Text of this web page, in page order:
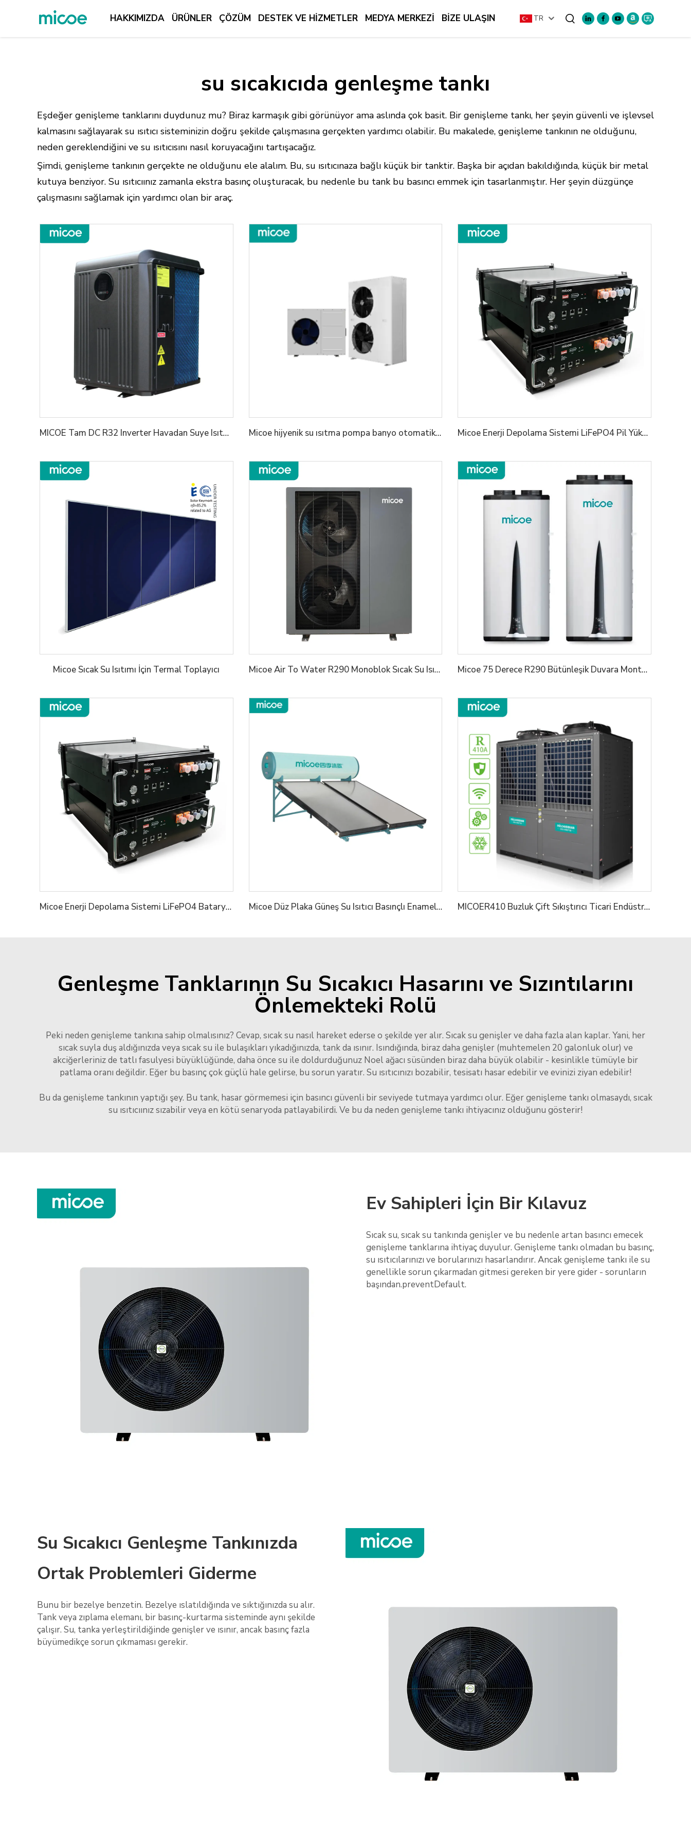
HAKKIMIZDA ÜRÜNLER ÇÖZÜM DESTEK VE HIZMETLER MEDYA MERKEZI BIZE ULAŞIN TR
DESTEK VE HIZMETLER
MEDYA MERKEZI
BIZE ULAŞIN
su sıcakıcıda genleşme tankı
Eşdeğer genişleme tanklarını duydunuz mu? Biraz karmaşık gibi görünüyor ama aslında çok basit. Bir genişleme tankı, her şeyin güvenli ve işlevsel
kalmasını sağlayarak su ısıtıcı sisteminizin doğru şekilde çalışmasına gerçekten yardımcı olabilir. Bu makalede, genişleme tankının ne olduğunu,
neden gereklendiğini ve su ısıtıcısını nasıl koruyacağını tartışacağız.
Şimdi, genişleme tankının gerçekte ne olduğunu ele alalım. Bu, su ısıtıcınaza bağlı küçük bir tanktir. Başka bir açıdan bakıldığında, küçük bir metal
kutuya benziyor. Su ısıtıcıınız zamanla ekstra basınç oluşturacak, bu nedenle bu tank bu basıncı emmek için tasarlanmıştır. Her şeyin düzgünçe
çalışmasını sağlamak için yardımcı olan bir araç.
MICOE Tam DC R32 Inverter Havadan Suye Isıtma Pompası Havuzlar ve Hidronik Isıtma için Micoe hijyenik su ısıtma pompa banyo otomatik defrost hava'dan su'ya ısıtma pompa sıcak su ısıtıcı kış için ev Micoe Enerji Depolama Sistemi LiFePO4 Pil Yüksek Gerilim 50V 100V 50ah Güneşlİ Lityum Pil
Micoe Sıcak Su Isıtımı İçin Termal Toplayıcı Micoe Air To Water R290 Monoblok Sıcak Su Isıtıcıları Micoe 75 Derece R290 Bütünleşik Duvara Monte Edilen Havadan Suye Isıtma Pompası Su Isıtıcı
Micoe Enerji Depolama Sistemi LiFePO4 Batarya Yüksek Gerilim 50V 100V 50ah Güneşlendirme Litium Batarya Micoe Düz Plaka Güneş Su Isıtıcı Basınçlı Enamel Çelik Tanklı 150L 200L 250L 300L Seçenekli OEM/ODM Kabul Edilir MICOER410 Buzluk Çift Sıkıştırıcı Ticari Endüstriyel Isıtıcı Sistem Çözümü
Genleşme Tanklarının Su Sıcakıcı Hasarını ve Sızıntılarını
Önlemekteki Rolü
Peki neden genişleme tankına sahip olmalısınız? Cevap, sıcak su nasıl hareket ederse o şekilde yer alır. Sıcak su genişler ve daha fazla alan kaplar. Yani, her
sıcak suyla duş aldığınızda veya sıcak su ile bulaşıkları yıkadığınızda, tank da ısınır. Isındığında, biraz daha genişler (muhtemelen 20 galonluk olur) ve
akciğerleriniz de tatlı fasulyesi büyüklüğünde, daha önce su ile doldurduğunuz Noel ağacı süsünden biraz daha büyük olabilir - kesinlikle tümüyle bir
patlama oranı değildir. Eğer bu basınç çok güçlü hale gelirse, bu sorun yaratır. Su ısıtıcınızı bozabilir, tesisatı hasar edebilir ve evinizi ziyan edebilir!
Bu da genişleme tankının yaptığı şey. Bu tank, hasar görmemesi için basıncı güvenli bir seviyede tutmaya yardımcı olur. Eğer genişleme tankı olmasaydı, sıcak
su ısıtıcıınız sızabilir veya en kötü senaryoda patlayabilirdi. Ve bu da neden genişleme tankı ihtiyacınız olduğunu gösterir!
Ev Sahipleri İçin Bir Kılavuz
Sıcak su, sıcak su tankında genişler ve bu nedenle artan basıncı emecek
genişleme tanklarına ihtiyaç duyulur. Genişleme tankı olmadan bu basınç,
su ısıtıcılarınızı ve borularınızı hasarlandırır. Ancak genişleme tankı ile su
genellikle sorun çıkarmadan gitmesi gereken bir yere gider - sorunların
başından.preventDefault.
Su Sıcakıcı Genleşme Tankınızda
Ortak Problemleri Giderme
Bunu bir bezelye benzetin. Bezelye ıslatıldığında ve sıktığınızda su alır.
Tank veya zıplama elemanı, bir basınç-kurtarma sisteminde aynı şekilde
çalışır. Su, tanka yerleştirildiğinde genişler ve ısınır, ancak basınç fazla
büyümedikçe sorun çıkmaması gerekir.